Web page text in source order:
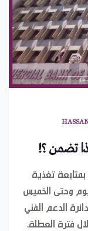
تضمن ؟!
تغذية
وحتى الخميس
الدعم الفني
فترة العطلة.